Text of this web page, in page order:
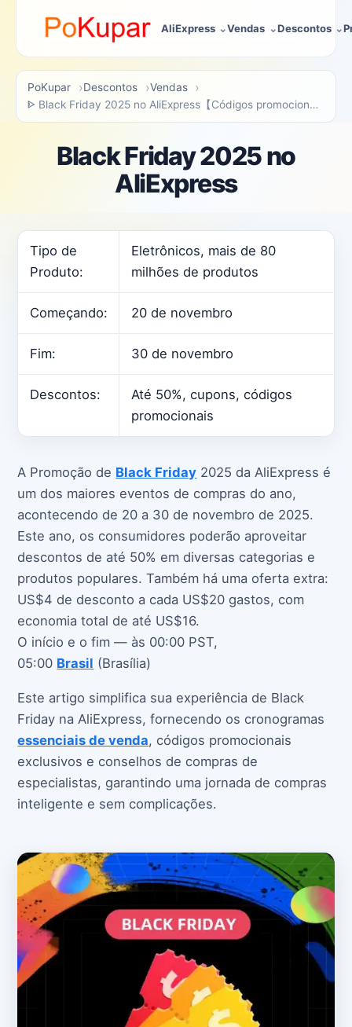
AliExpress Vendas Descontos
PoKupar Descontos
Vendas
ᐈ Black Friday 2025 no AliExpress【Códigos promocionais e descontos】
Black Friday 2025 no
AliExpress
Tipo de
Produto:
Eletrônicos, mais de 80
milhões de produtos
Começando: 20 de novembro
Fim: 30 de novembro
Descontos:
Até 50%, cupons, códigos
promocionais
A Promoção de Black Friday 2025 da AliExpress é
um dos maiores eventos de compras do ano,
acontecendo de 20 a 30 de novembro de 2025.
Este ano, os consumidores poderão aproveitar
descontos de até 50% em diversas categorias e
produtos populares. Também há uma oferta extra:
US$4 de desconto a cada US$20 gastos, com
economia total de até US$16.
O início e o fim — às 00:00 PST,
05:00 Brasil (Brasília)
Este artigo simplifica sua experiência de Black
Friday na AliExpress, fornecendo os cronogramas
essenciais de venda, códigos promocionais
exclusivos e conselhos de compras de
especialistas, garantindo uma jornada de compras
inteligente e sem complicações.